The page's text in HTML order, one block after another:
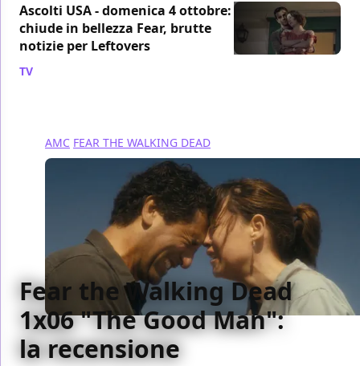
Ascolti USA - domenica 4 ottobre:
chiude in bellezza Fear, brutte
notizie per Leftovers
TV
AMC FEAR THE WALKING DEAD
Fear the Walking Dead
1x06 "The Good Man":
la recensione